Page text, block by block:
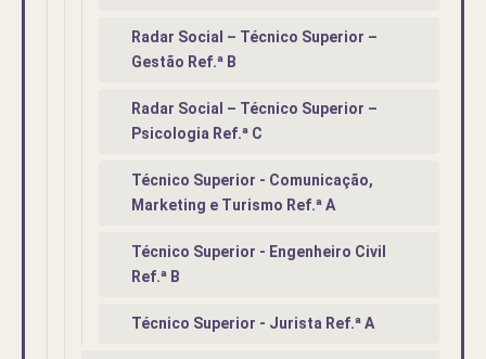
Radar Social – Técnico Superior –
Gestão Ref.ª B
Radar Social – Técnico Superior –
Psicologia Ref.ª C
Técnico Superior - Comunicação,
Marketing e Turismo Ref.ª A
Técnico Superior - Engenheiro Civil
Ref.ª B
Técnico Superior - Jurista Ref.ª A